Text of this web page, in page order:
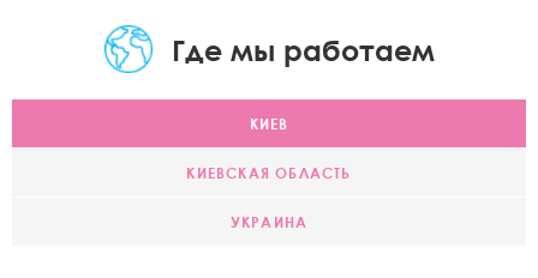
Где мы работаем
КИЕВ
КИЕВСКАЯ ОБЛАСТЬ
УКРАИНА